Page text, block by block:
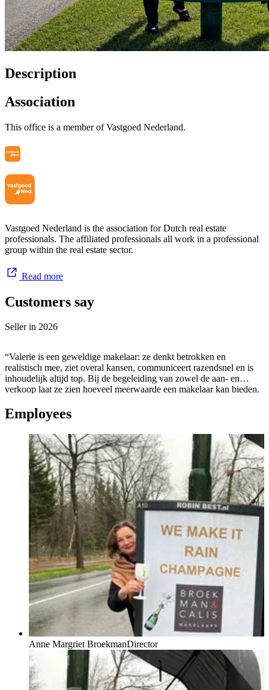
Description
Association
This office is a member of Vastgoed Nederland.
Vastgoed Nederland is the association for Dutch real estate
professionals. The affiliated professionals all work in a professional
group within the real estate sector.
Read more
Customers say
Seller in 2026
“Valerie is een geweldige makelaar: ze denkt betrokken en
realistisch mee, ziet overal kansen, communiceert razendsnel en is
inhoudelijk altijd top. Bij de begeleiding van zowel de aan- en
verkoop laat ze zien hoeveel meerwaarde een makelaar kan bieden.
een aanstekelijk enhousiastme.”
Employees
Anne Margriet BroekmanDirector